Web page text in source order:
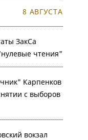
8 АВГУСТА
ЗакСа
чтения"
Карпенков
с выборов
вокзал